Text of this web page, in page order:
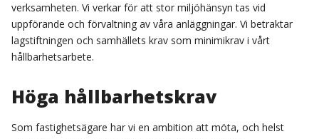
verksamheten. Vi verkar för att stor miljöhänsyn tas vid
uppförande och förvaltning av våra anläggningar. Vi betraktar
lagstiftningen och samhällets krav som minimikrav i vårt
hållbarhetsarbete.
Höga hållbarhetskrav
Som fastighetsägare har vi en ambition att möta, och helst